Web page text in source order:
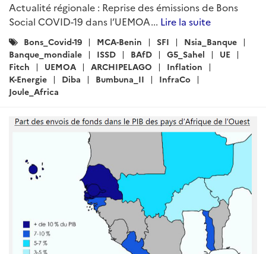
Actualité régionale : Reprise des émissions de Bons
Social COVID-19 dans l’UEMOA... Lire la suite
Catégories
:
Bons_Covid-19 MCA-Benin SFI
Nsia_Banque
Banque_mondiale
ISSD BAfD G5_Sahel
UE
Fitch
UEMOA ARCHIPELAGO
Inflation
K-Energie
Diba Bumbuna_II
InfraCo
Joule_Africa